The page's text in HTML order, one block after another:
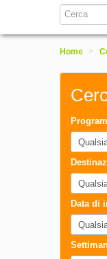
Home >
Data di